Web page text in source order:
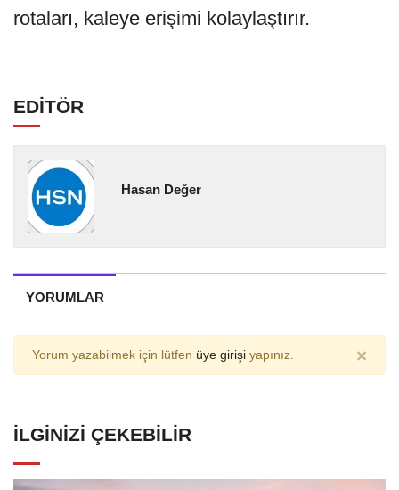
rotaları, kaleye erişimi kolaylaştırır.
EDİTÖR
Hasan Değer
YORUMLAR
Yorum yazabilmek için lütfen üye girişi yapınız. ×
İLGINIZI ÇEKEBILIR